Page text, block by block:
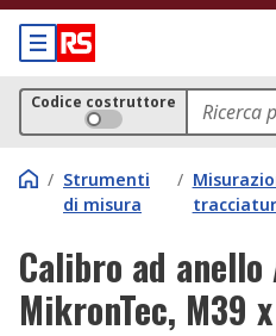
Codice costruttore
/ Strumenti
di misura
/
Calibro ad anello
MikronTec, M39